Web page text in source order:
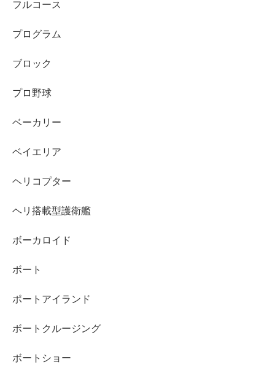
フルコース
プログラム
ブロック
プロ野球
ベーカリー
ベイエリア
ヘリコプター
ヘリ搭載型護衛艦
ボーカロイド
ボート
ポートアイランド
ボートクルージング
ボートショー